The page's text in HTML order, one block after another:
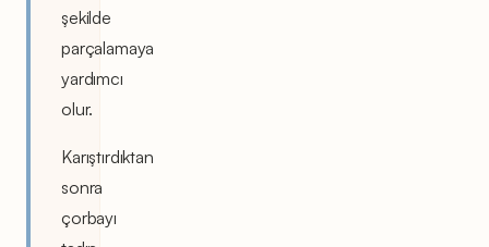
şekilde
parçalamaya
yardımcı
olur.
Karıştırdıktan
sonra
çorbayı